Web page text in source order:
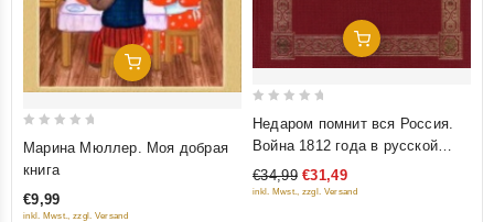
Добавить В Корзину
out
5
Марина Мюллер. Моя добрая
книга
€9,99
inkl. Mwst., zzgl. Versand
Добавить В Корзину
out
5
Недаром помнит вся Россия.
Война 1812 года в русской
поэзии. Антология
€34,99 €31,49
inkl. Mwst., zzgl. Versand